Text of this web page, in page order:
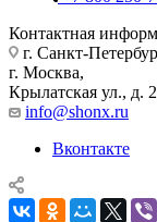
Контактная
г. Санкт-
г. Москва,
Крылатская ул., д.
info@shonx.ru
Вконтакте